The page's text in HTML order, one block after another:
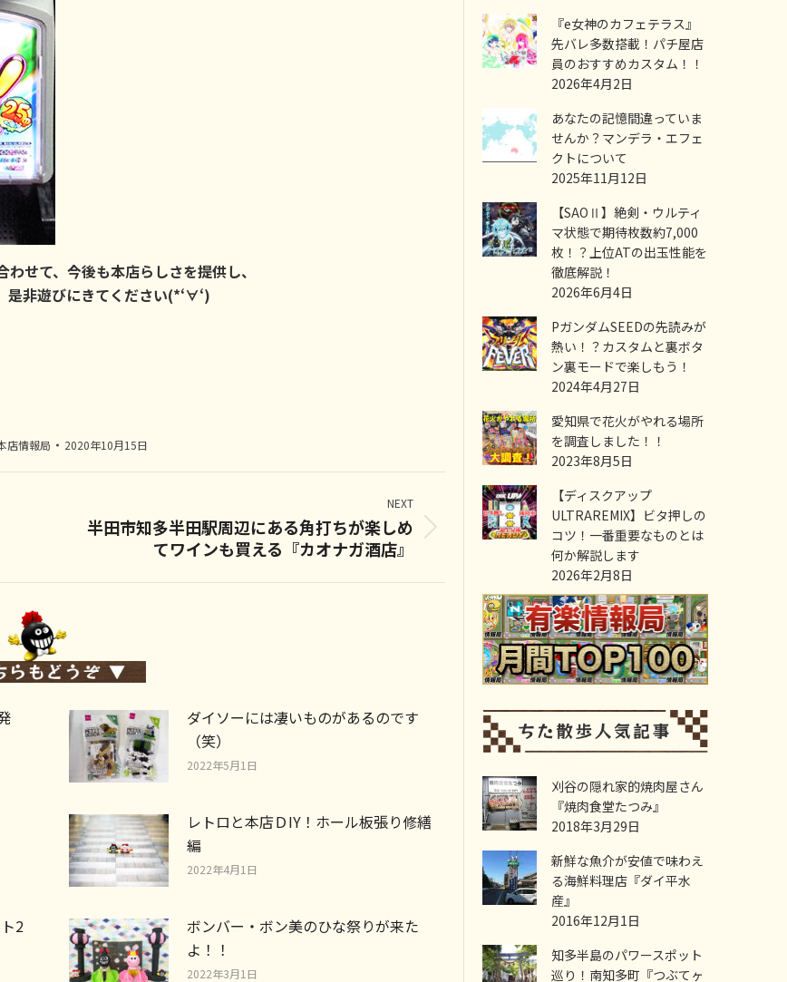
せて、今後も本店らしさを提供し、
是非遊びにきてください(*‘∀‘)
店情報局 2020年10月15日
NEXT
Next
半田市知多半田駅周辺にある角打ちが楽しめ
てワインも買える『カオナガ酒店』
ダイソーには凄いものがあるのです
（笑）
2022年5月1日
レトロと本店ＤIY！ホール板張り修繕
編
2022年4月1日
2
ボンバー・ボン美のひな祭りが来た
よ！！
2022年3月1日
『e女神のカフェテラス』
先バレ多数搭載！パチ屋店
員のおすすめカスタム！！
2026年4月2日
あなたの記憶間違っていま
せんか？マンデラ・エフェ
クトについて
2025年11月12日
【SAOⅡ】絶剣・ウルティ
マ状態で期待枚数約7,000
枚！？上位ATの出玉性能を
徹底解説！
2026年6月4日
PガンダムSEEDの先読みが
熱い！？カスタムと裏ボタ
ン裏モードで楽しもう！
2024年4月27日
愛知県で花火がやれる場所
を調査しました！！
2023年8月5日
【ディスクアップ
ULTRAREMIX】ビタ押しの
コツ！一番重要なものとは
何か解説します
2026年2月8日
刈谷の隠れ家的焼肉屋さん
『焼肉食堂たつみ』
2018年3月29日
新鮮な魚介が安値で味わえ
る海鮮料理店『ダイ平水
産』
2016年12月1日
知多半島のパワースポット
巡り！南知多町『つぶてヶ